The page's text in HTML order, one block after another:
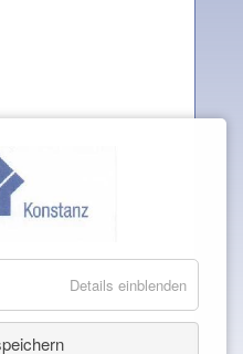
Details einblenden